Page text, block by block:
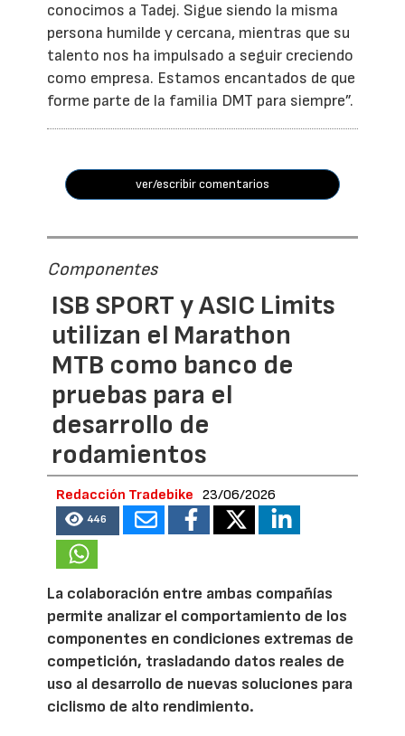
conocimos a Tadej. Sigue siendo la misma
persona humilde y cercana, mientras que su
talento nos ha impulsado a seguir creciendo
como empresa. Estamos encantados de que
forme parte de la familia DMT para siempre”.
ver/escribir comentarios
Componentes
ISB SPORT y ASIC Limits
utilizan el Marathon
MTB como banco de
pruebas para el
desarrollo de
rodamientos
Redacción Tradebike 23/06/2026
446
La colaboración entre ambas compañías
permite analizar el comportamiento de los
componentes en condiciones extremas de
competición, trasladando datos reales de
uso al desarrollo de nuevas soluciones para
ciclismo de alto rendimiento.